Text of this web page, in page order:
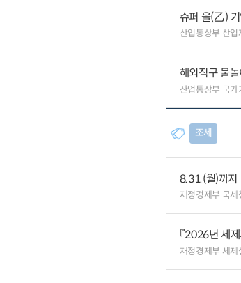
슈퍼 을(乙)
산업통상부 산
해외직구 물
산업통상부 국
조세
8.31.(월)까지
재정경제부 국
『2026년 세
재정경제부 세